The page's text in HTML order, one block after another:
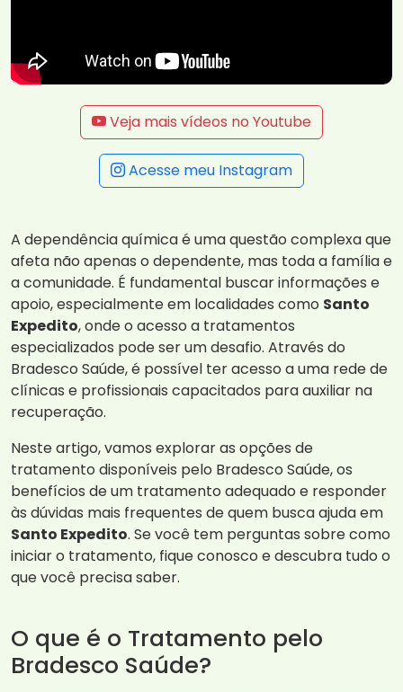
Veja mais vídeos no Youtube
Acesse meu Instagram
A dependência química é uma questão complexa que
afeta não apenas o dependente, mas toda a família e
a comunidade. É fundamental buscar informações e
apoio, especialmente em localidades como Santo
Expedito, onde o acesso a tratamentos
especializados pode ser um desafio. Através do
Bradesco Saúde, é possível ter acesso a uma rede de
clínicas e profissionais capacitados para auxiliar na
recuperação.
Neste artigo, vamos explorar as opções de
tratamento disponíveis pelo Bradesco Saúde, os
benefícios de um tratamento adequado e responder
às dúvidas mais frequentes de quem busca ajuda em
Santo Expedito. Se você tem perguntas sobre como
iniciar o tratamento, fique conosco e descubra tudo o
que você precisa saber.
O que é o Tratamento pelo
Bradesco Saúde?